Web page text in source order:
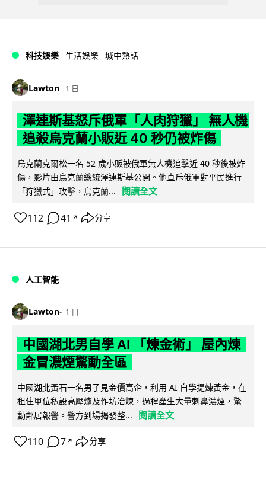
科技娛樂 生活娛樂 城中熱話
Lawton 1 日
澤連斯基怒斥俄軍「人肉狩獵」 無人機
追殺烏克蘭小販近 40 秒仍被炸傷
烏克蘭克爾松一名 52 歲小販被俄軍無人機追擊近 40 秒後被炸
傷，影片由烏克蘭總統澤連斯基公開。他直斥俄軍對平民進行
「狩獵式」攻擊，烏克蘭...
閱讀全文
112 41 ↗ 分享
人工智能
Lawton 1 日
中國湖北男自學 AI 「煉金術」 屋內煉
金冒濃煙驚動全區
中國湖北黃石一名男子見金價高企，利用 AI 自學提煉黃金，在
租住單位私設高壓爐及作坊冶煉，過程產生大量刺鼻濃煙，驚
動鄰居報警。警方到場揭發整...
閱讀全文
110 7 ↗ 分享